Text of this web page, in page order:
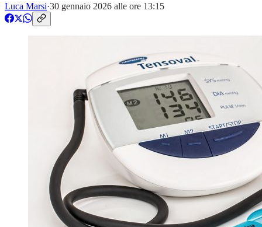
Luca Marsi·30 gennaio 2026 alle ore 13:15